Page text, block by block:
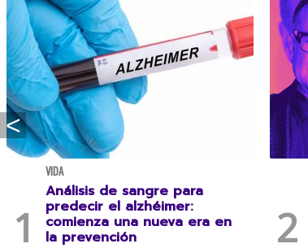
VIDA
Análisis de sangre para
predecir el alzhéimer:
comienza una nueva era en
la prevención